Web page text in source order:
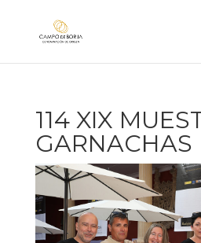
114 XIX
GARNACHAS